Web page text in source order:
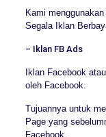
Kami
Segala Iklan
– Iklan FB Ads
Iklan Facebook
oleh Facebook.
Tujuannya untuk
Page yang
Facebook.